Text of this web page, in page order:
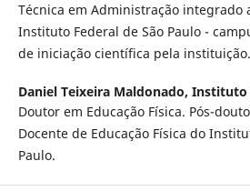
Técnica em Administração integrado
Instituto Federal de São Paulo -
de iniciação científica pela instituição.
Daniel Teixeira Maldonado, Instituto
Doutor em Educação Física. Pós-
Docente de Educação Física do
Paulo.